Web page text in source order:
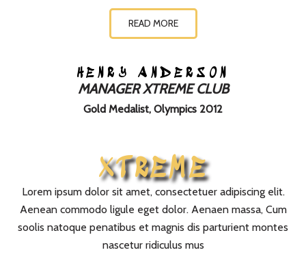
READ MORE
HENRY ANDERSON
MANAGER XTREME CLUB
Gold Medalist, Olympics 2012
XTREME
Lorem ipsum dolor sit amet, consectetuer adipiscing elit.
Aenean commodo ligule eget dolor. Aenaen massa, Cum
soolis natoque penatibus et magnis dis parturient montes
nascetur ridiculus mus